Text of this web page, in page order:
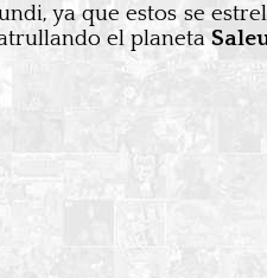
ya que estos se
el planeta